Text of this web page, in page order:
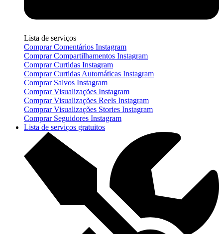
Lista de serviços
Comprar Comentários Instagram
Comprar Compartilhamentos Instagram
Comprar Curtidas Instagram
Comprar Curtidas Automáticas Instagram
Comprar Salvos Instagram
Comprar Visualizações Instagram
Comprar Visualizações Reels Instagram
Comprar Visualizações Stories Instagram
Comprar Seguidores Instagram
Lista de serviços gratuitos